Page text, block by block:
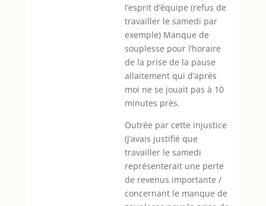
l’esprit d’équipe (refus de
travailler le samedi par
exemple) Manque de
souplesse pour l’horaire
de la prise de la pause
allaitement qui d’après
moi ne se jouait pas à 10
minutes près.
Outrée par cette injustice
(j’avais justifié que
travailler le samedi
représenterait une perte
de revenus importante /
concernant le manque de